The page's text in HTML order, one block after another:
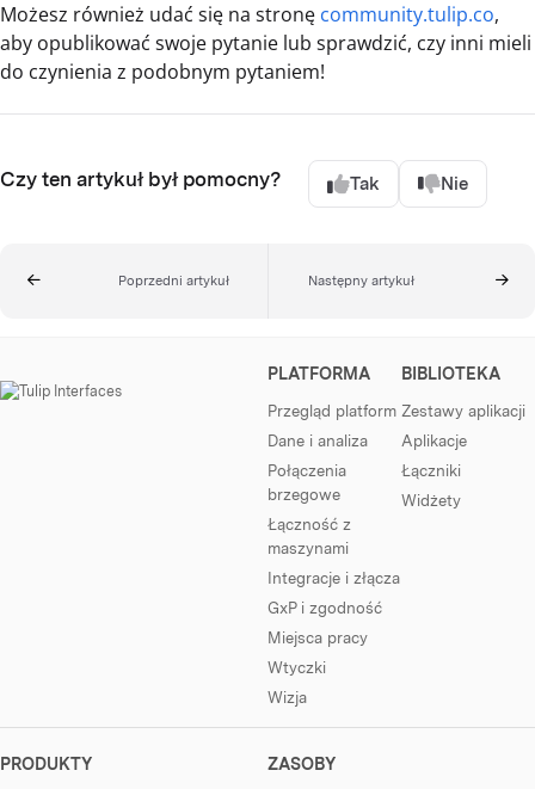
Możesz również udać się na stronę community.tulip.co,
aby opublikować swoje pytanie lub sprawdzić, czy inni mieli
do czynienia z podobnym pytaniem!
Czy ten artykuł był pomocny? Tak Nie
Poprzedni artykuł Następny artykuł
PLATFORMA
Przegląd platform
Dane i analiza
Połączenia
brzegowe
Łączność z
maszynami
Integracje i złącza
GxP i zgodność
Miejsca pracy
Wtyczki
Wizja
BIBLIOTEKA
Zestawy aplikacji
Aplikacje
Łączniki
Widżety
PRODUKTY
ZASOBY